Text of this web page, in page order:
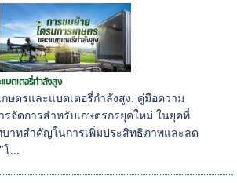
บตเตอรี่กำลังสูง
ษตรและแบตเตอรี่กำลังสูง: คู่มือความ
จัดการสำหรับเกษตรกรยุคใหม่ ในยุคที่
บาทสำคัญในการเพิ่มประสิทธิภาพและลด
โ...